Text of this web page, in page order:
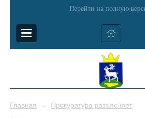
Перейти на полную
Главная → Прокуратура разъясняет